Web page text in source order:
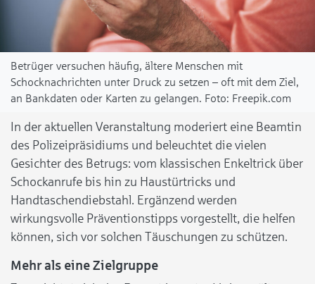
Betrüger versuchen häufig, ältere Menschen mit
Schocknachrichten unter Druck zu setzen – oft mit dem Ziel,
an Bankdaten oder Karten zu gelangen.
Freepik.com
In der aktuellen Veranstaltung moderiert eine Beamtin
des Polizeipräsidiums und beleuchtet die vielen
Gesichter des Betrugs: vom klassischen Enkeltrick über
Schockanrufe bis hin zu Haustürtricks und
Handtaschendiebstahl. Ergänzend werden
wirkungsvolle Präventionstipps vorgestellt, die helfen
können, sich vor solchen Täuschungen zu schützen.
Mehr als eine Zielgruppe